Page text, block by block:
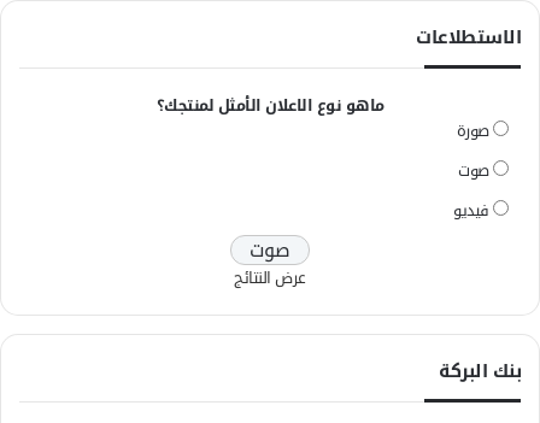
الاستطلاعات
ماهو نوع الاعلان الأمثل لمنتجك؟
صورة
صوت
فيديو
عرض النتائج
بنك البركة